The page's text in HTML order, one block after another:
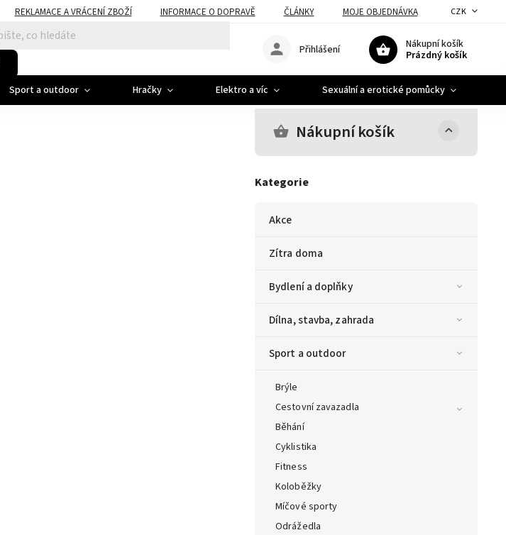
REKLAMACE A VRÁCENÍ ZBOŽÍ INFORMACE O DOPRAVĚ ČLÁNKY MOJE OBJEDNÁVKA CZK
Nákupní košík
Prázdný košík
Přihlášení
Sport a outdoor Hračky Elektro a víc Sexuální a erotické pomůcky
Nákupní košík
Kategorie
Akce
Zítra doma
Bydlení a doplňky
Dílna, stavba, zahrada
Sport a outdoor
Brýle
Cestovní zavazadla
Běhání
Cyklistika
Fitness
Koloběžky
Míčové sporty
Odrážedla